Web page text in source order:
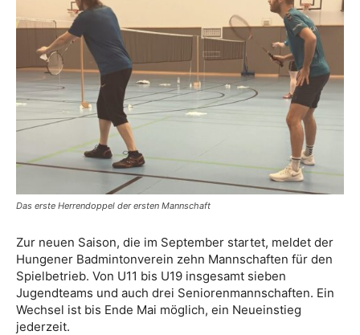
Das erste Herrendoppel der ersten Mannschaft
Zur neuen Saison, die im September startet, meldet der
Hungener Badmintonverein zehn Mannschaften für den
Spielbetrieb. Von U11 bis U19 insgesamt sieben
Jugendteams und auch drei Seniorenmannschaften. Ein
Wechsel ist bis Ende Mai möglich, ein Neueinstieg
jederzeit.